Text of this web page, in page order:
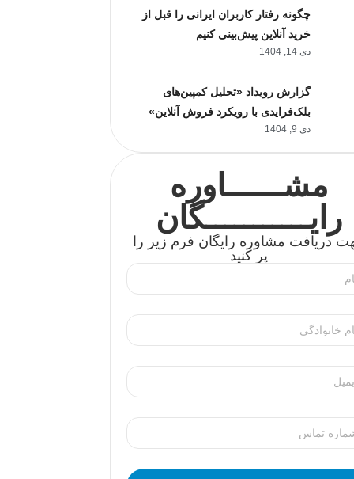
چگونه رفتار کاربران ایرانی را قبل از
خرید آنلاین پیش‌بینی کنیم
دی 14, 1404
گزارش رویداد «تحلیل کمپین‌های
بلک‌فرایدی با رویکرد فروش آنلاین»
دی 9, 1404
مشــــــاوره
رایـــــــــــگان
دریافت مشاوره رایگان فرم زیر را
پر کنید